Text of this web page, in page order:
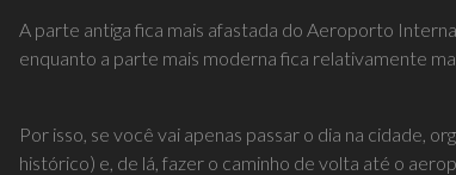
A parte antiga fica mais afastada do Aeroporto
enquanto a parte mais moderna fica relativamente
Por isso, se você vai apenas passar o dia na cidade,
histórico) e, de lá, fazer o caminho de volta até o